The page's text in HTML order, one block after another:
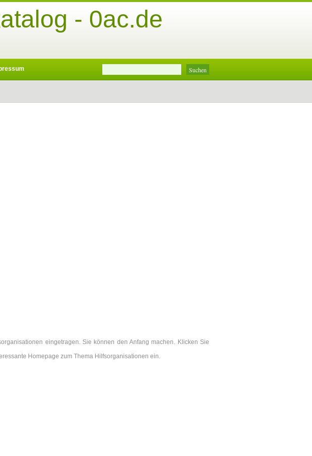
- 0ac.de
eingetragen. Sie können den Anfang machen. Klicken Sie
Homepage zum Thema Hilfsorganisationen ein.